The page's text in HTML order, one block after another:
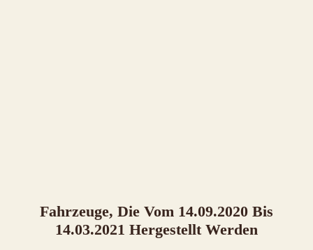
Fahrzeuge, Die Vom 14.09.2020 Bis
14.03.2021 Hergestellt Werden